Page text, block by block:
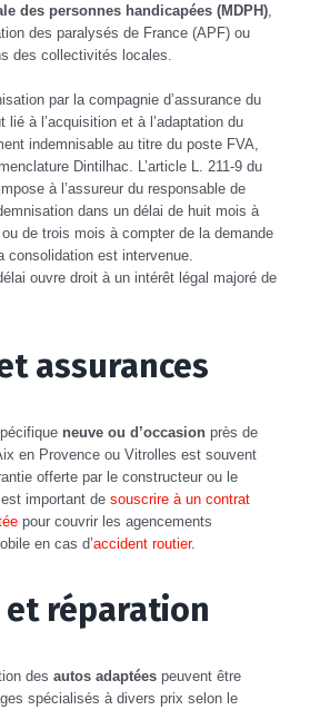
des personnes handicapées (MDPH)
des paralysés de France (APF) ou
des collectivités locales.
par la compagnie d’assurance du
lié à l’acquisition et à l’adaptation du
indemnisable au titre du poste FVA,
Dintilhac. L’article L. 211-9 du
à l’assureur du responsable de
dans un délai de huit mois à
de trois mois à compter de la demande
consolidation est intervenue.
ouvre droit à un intérêt légal majoré de
assurances
neuve ou d’occasion près de
en Provence ou Vitrolles est souvent
offerte par le constructeur ou le
important de souscrire à un contrat
pour couvrir les agencements
en cas d’accident routier.
réparation
des autos adaptées peuvent être
spécialisés à divers prix selon le